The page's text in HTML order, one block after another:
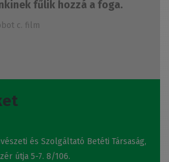
fűlik hozzá a foga.
c. film
és Szolgáltató Betéti Társaság,
útja 5-7. 8/106.